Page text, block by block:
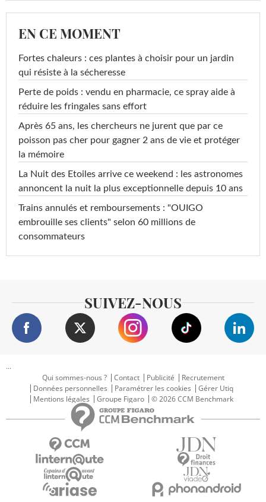
EN CE MOMENT
Fortes chaleurs : ces plantes à choisir pour un jardin
qui résiste à la sécheresse
Perte de poids : vendu en pharmacie, ce spray aide à
réduire les fringales sans effort
Après 65 ans, les chercheurs ne jurent que par ce
poisson pas cher pour gagner 2 ans de vie et protéger
la mémoire
La Nuit des Etoiles arrive ce weekend : les astronomes
annoncent la nuit la plus exceptionnelle depuis 10 ans
Trains annulés et remboursements : "OUIGO
embrouille ses clients" selon 60 millions de
consommateurs
SUIVEZ-NOUS
...
Qui sommes-nous ?
Contact Publicité
Recrutement
Données personnelles
Paramétrer les cookies
Gérer Utiq
Mentions légales
Groupe Figaro © 2026 CCM Benchmark